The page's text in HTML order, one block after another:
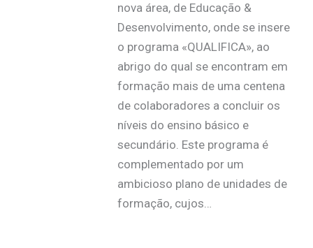
nova área, de Educação &
Desenvolvimento, onde se insere
o programa «QUALIFICA», ao
abrigo do qual se encontram em
formação mais de uma centena
de colaboradores a concluir os
níveis do ensino básico e
secundário. Este programa é
complementado por um
ambicioso plano de unidades de
formação, cujos…